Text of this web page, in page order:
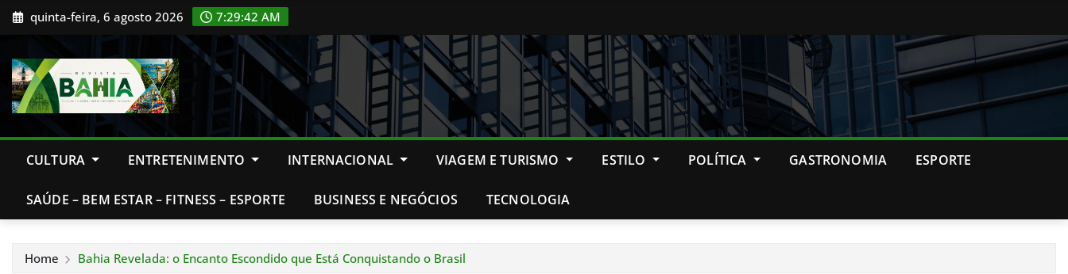
Skip quinta-feira, 6 agosto 2026 7:29:44 AM
CULTURA ENTRETENIMENTO INTERNACIONAL VIAGEM E TURISMO ESTILO POLÍTICA GASTRONOMIA ESPORTE
SAÚDE – BEM ESTAR – FITNESS – ESPORTE BUSINESS E NEGÓCIOS TECNOLOGIA
Home Bahia Revelada: o Encanto Escondido que Está Conquistando o Brasil